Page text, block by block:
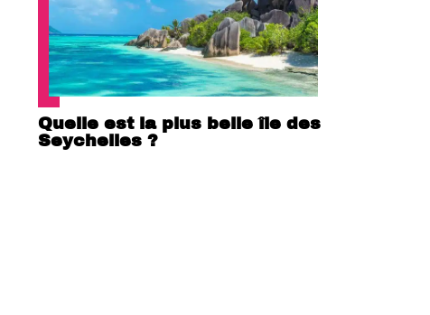
Quelle est la plus belle île des
Seychelles ?